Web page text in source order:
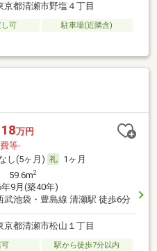
京都清瀬市野塩４丁目
し可
駐車場(近隣含)
万円
等-
し(5ヶ月)
1ヶ月
59.6m2
年9月(築40年)
武池袋・豊島線 清瀬駅 徒歩6分
京都清瀬市松山１丁目
可
駅から徒歩7分以内